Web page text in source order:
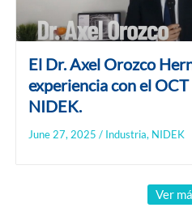
El Dr. Axel Orozco
experiencia con el
NIDEK.
June 27, 2025 / Industria, NIDEK
Ver